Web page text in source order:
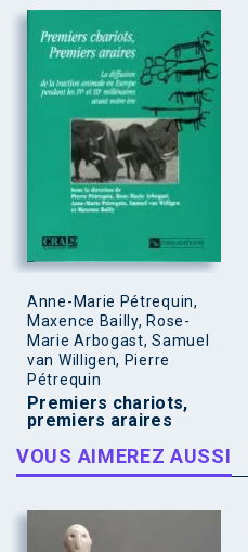
Anne-Marie Pétrequin,
Maxence Bailly, Rose-
Marie Arbogast, Samuel
van Willigen, Pierre
Pétrequin
Premiers chariots,
premiers araires
VOUS AIMEREZ AUSSI